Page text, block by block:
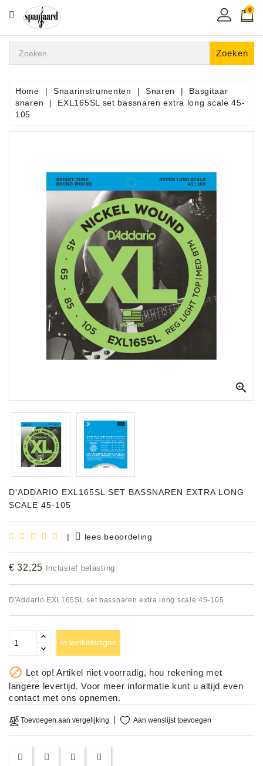
CATEGORIE
Home
In
De
Regio
Snaarinstrumenten
Apparatuur
Blaasinstrumenten
Slaginstrumenten
Instrumenten
Celtic
Accessoires
DEMO
OCCASIONS
DEMONSTRATIES
&
CLINICS
VERHUUR,
DIENSTEN
0
Zoeken
Home Snaarinstrumenten Snaren
Basgitaar
snaren
EXL165SL set bassnaren extra long scale 45-
105

D'ADDARIO EXL165SL SET BASSNAREN EXTRA LONG
SCALE 45-105
| lees beoordeling
€ 32,25 Inclusief belasting
D'Addario EXL165SL set bassnaren extra long scale 45-105
In winkelwagen
 Let op! Artikel niet voorradig, hou rekening met
langere levertijd. Voor meer informatie kunt u altijd even
contact met ons opnemen.
Toevoegen aan vergelijking Aan wenslijst toevoegen